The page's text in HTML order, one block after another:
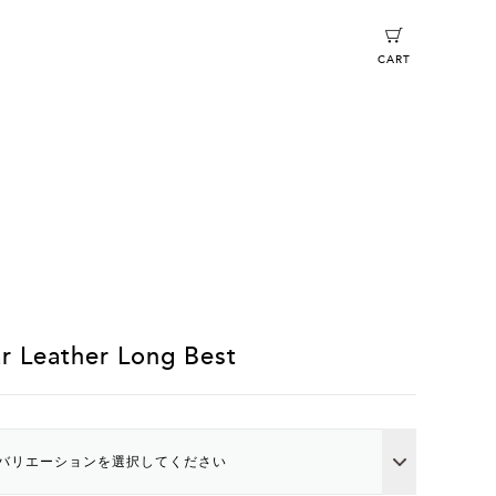
CART
Leather Long Best
リエーションを選択してください